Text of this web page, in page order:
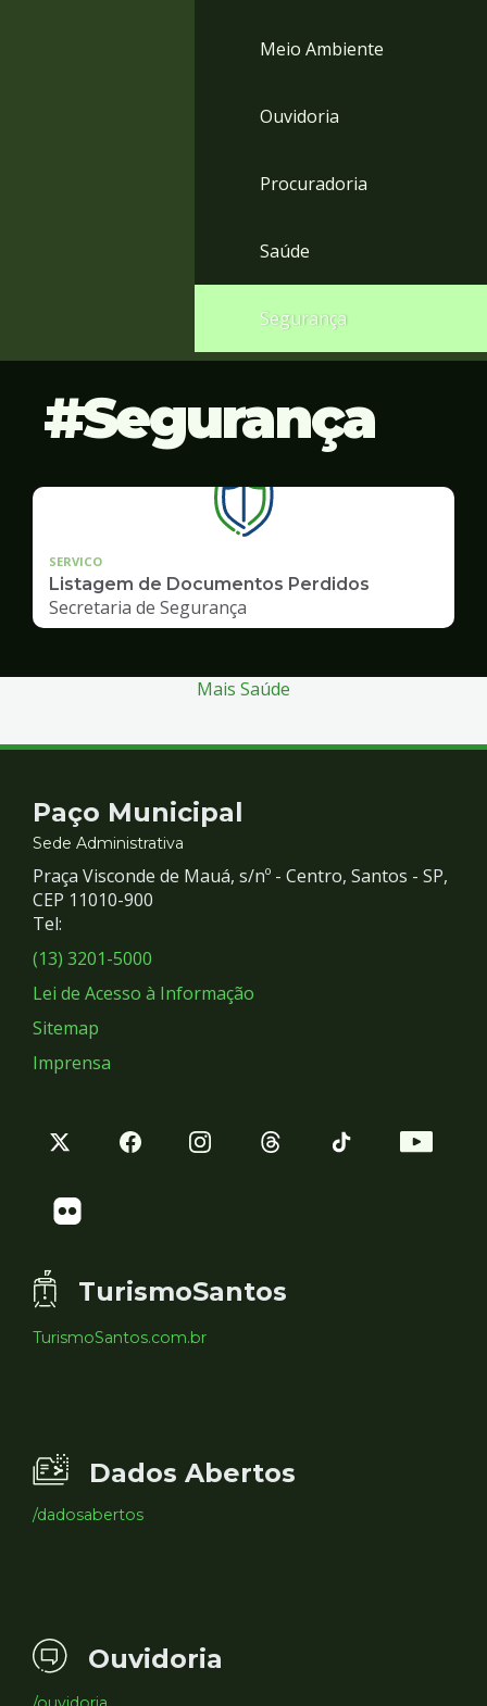
Meio Ambiente
Ouvidoria
Procuradoria
Saúde
Segurança
Segurança
SERVICO
Listagem de Documentos Perdidos
Secretaria de Segurança
Mais Saúde
Contato
e
Redes
Sociais
Paço Municipal
Sede Administrativa
Praça Visconde de Mauá, s/nº - Centro, Santos - SP,
CEP 11010-900
Tel:
(13) 3201-5000
Lei de Acesso à Informação
Sitemap
Imprensa
TurismoSantos
TurismoSantos.com.br
Dados Abertos
/dadosabertos
Ouvidoria